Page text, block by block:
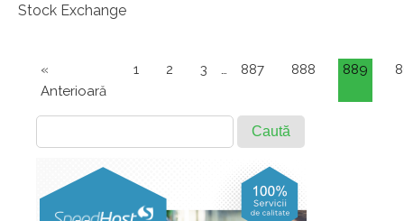
Stock Exchange
«
Anterioară
1 2 3 … 887 888 889